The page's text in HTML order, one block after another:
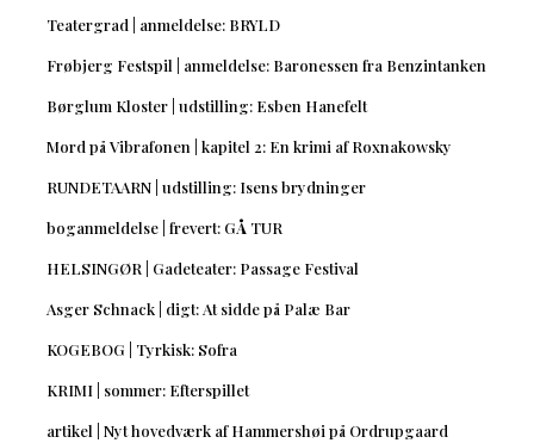
Teatergrad | anmeldelse: BRYLD
Frøbjerg Festspil | anmeldelse: Baronessen fra Benzintanken
Børglum Kloster | udstilling: Esben Hanefelt
Mord på Vibrafonen | kapitel 2: En krimi af Roxnakowsky
RUNDETAARN | udstilling: Isens brydninger
boganmeldelse | frevert: GÅ TUR
HELSINGØR | Gadeteater: Passage Festival
Asger Schnack | digt: At sidde på Palæ Bar
KOGEBOG | Tyrkisk: Sofra
KRIMI | sommer: Efterspillet
artikel | Nyt hovedværk af Hammershøi på Ordrupgaard